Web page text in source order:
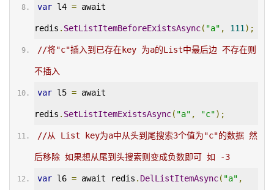
var l4 = await
redis . SetListItemBeforeExistsAsync( "a" , 111 );
//将"c"插入到已存在key 为a的List中最后边 不存在则
不插入
var l5 = await
redis . SetListItemExistsAsync( "a" , "c");
//从 List key为a中从头到尾搜索3个值为"c"的数据 然
后移除 如果想从尾到头搜索则变成负数即可 如 -3
var l6 = await redis . DelListItemAsync( "a" ,